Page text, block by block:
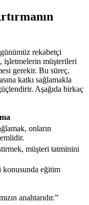
rekabetçi
işletmelerin müşterileri
gerekir. Bu süreç,
katkı sağlamakla
Aşağıda birkaç
onların
müşteri tatminini
konusunda eğitim
anahtarıdır.”